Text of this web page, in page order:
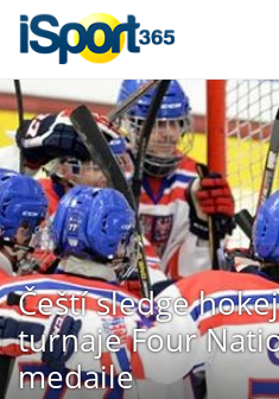
Čeští sledge
turnaje Four
medaile